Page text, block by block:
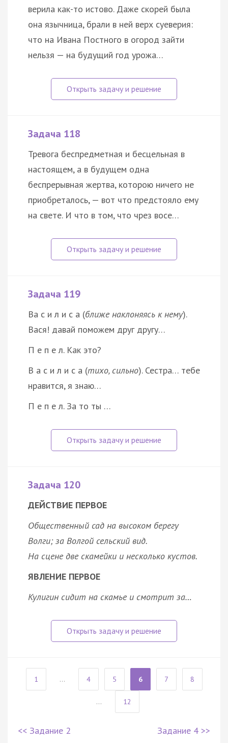
верила как-то истово. Даже скорей была
она язычница, брали в ней верх суеверия:
что на Ивана Постного в огород зайти
нельзя — на будущий год урожа…
Задача 118
Тревога беспредметная и бесцельная в
настоящем, а в будущем одна
беспрерывная жертва, которою ничего не
приобреталось, — вот что предстояло ему
на свете. И что в том, что чрез восе…
Задача 119
Ва с и л и с а (ближе наклоняясь к нему).
Вася! давай поможем друг другу…
П е п е л. Как это?
В а с и л и с а (тихо, сильно). Сестра… тебе
нравится, я знаю…
П е п е л. За то ты …
Задача 120
ДЕЙСТВИЕ ПЕРВОЕ
Общественный сад на высоком берегу
Волги; за Волгой сельский вид.
На сцене две скамейки и несколько кустов.
ЯВЛЕНИЕ ПЕРВОЕ
Кулигин сидит на скамье и смотрит за…
1 ... 4 5 6 7 8
... 12
<< Задание 2 Задание 4 >>